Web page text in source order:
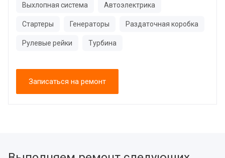
Выхлопная система Автоэлектрика
Стартеры Генераторы Раздаточная коробка
Рулевые рейки Турбина
Записаться на ремонт